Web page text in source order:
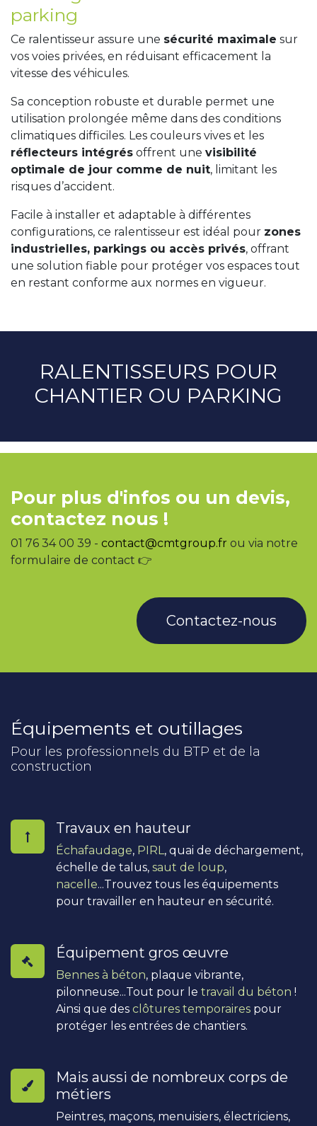
parking
Ce ralentisseur assure une sécurité maximale sur
vos voies privées, en réduisant efficacement la
vitesse des véhicules.
Sa conception robuste et durable permet une
utilisation prolongée même dans des conditions
climatiques difficiles. Les couleurs vives et les
réflecteurs intégrés offrent une visibilité
optimale de jour comme de nuit, limitant les
risques d’accident.
Facile à installer et adaptable à différentes
configurations, ce ralentisseur est idéal pour zones
industrielles, parkings ou accès privés, offrant
une solution fiable pour protéger vos espaces tout
en restant conforme aux normes en vigueur.
RALENTISSEURS POUR
CHANTIER OU PARKING
Pour plus d'infos ou un devis,
contactez nous !
01 76 34 00 39 - contact@cmtgroup.fr ou via notre
formulaire de contact 👉
Contactez-nous
Équipements et outillages
Pour les professionnels du BTP et de la
construction
Travaux en hauteur
Échafaudage, PIRL, quai de déchargement,
échelle de talus, saut de loup,
nacelle...Trouvez tous les équipements
pour travailler en hauteur en sécurité.
Équipement gros œuvre
Bennes à béton, plaque vibrante,
pilonneuse...Tout pour le travail du béton !
Ainsi que des clôtures temporaires pour
protéger les entrées de chantiers.
Mais aussi de nombreux corps de
métiers
Peintres, maçons, menuisiers, électriciens,